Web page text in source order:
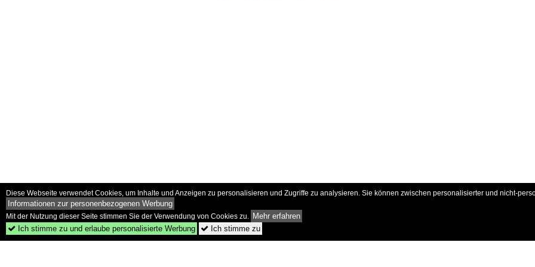
Diese Webseite verwendet Cookies, um Inhalte und Anzeigen zu personalisieren und Zugriffe zu analysieren. Sie können zwischen personalisierter und nicht-
Informationen zur personenbezogenen Werbung
Mit der Nutzung dieser Seite stimmen Sie der Verwendung von Cookies zu. Mehr erfahren
 Ich stimme zu und erlaube personalisierte Werbung  Ich stimme zu